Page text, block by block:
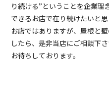
り続ける”ということを企業
できるお店で在り続けたいと
お店ではありますが、屋根と
したら、是非当店にご相談下
お待ちしております。